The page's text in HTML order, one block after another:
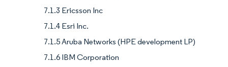
7.1.3 Ericsson Inc
7.1.4 Esri Inc.
7.1.5 Aruba Networks (HPE development LP)
7.1.6 IBM Corporation